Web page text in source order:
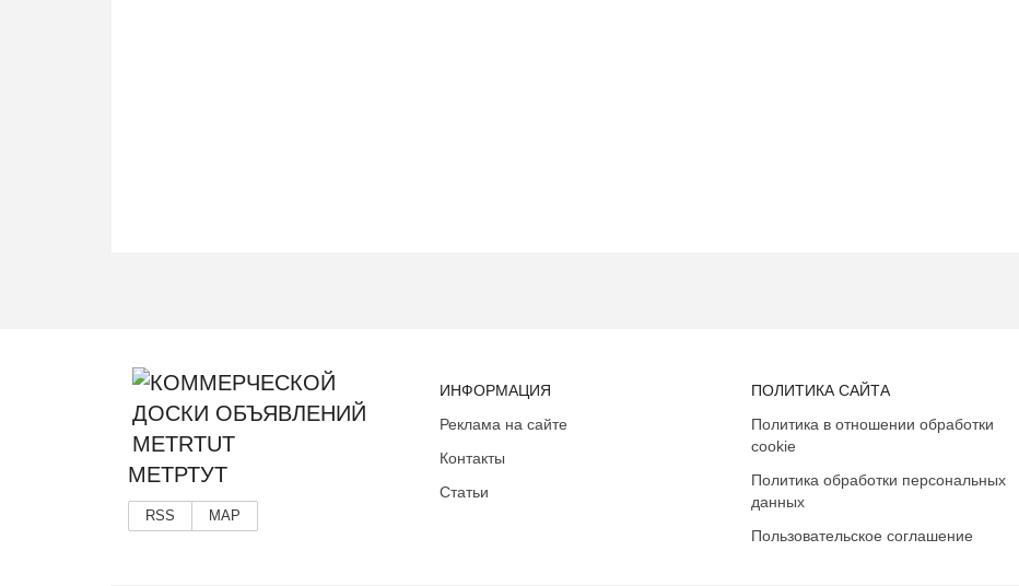
МЕТРТУТ
RSS MAP
ИНФОРМАЦИЯ
Реклама на сайте
Контакты
Статьи
ПОЛИТИКА САЙТА
Политика в отношении обработки
cookie
Политика обработки персональных
данных
Пользовательское соглашение